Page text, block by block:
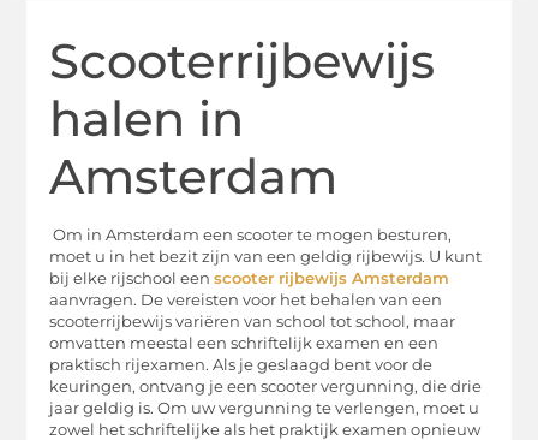
Scooterrijbewijs
halen in
Amsterdam
Om in Amsterdam een ​​scooter te mogen besturen,
moet u in het bezit zijn van een geldig rijbewijs. U kunt
bij elke rijschool eenscooter rijbewijs Amsterdam
aanvragen. De vereisten voor het behalen van een
scooterrijbewijs variëren van school tot school, maar
omvatten meestal een schriftelijk examen en een
praktisch rijexamen. Als je geslaagd bent voor de
keuringen, ontvang je een scooter vergunning, die drie
jaar geldig is. Om uw vergunning te verlengen, moet u
zowel het schriftelijke als het praktijk examen opnieuw